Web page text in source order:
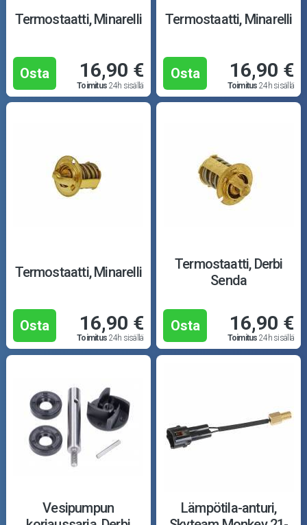
Termostaatti, Minarelli
Osta 16,90 €
Toimitus 24h sisällä
Termostaatti, Minarelli
Osta 16,90 €
Toimitus 24h sisällä
Termostaatti, Minarelli
Osta 16,90 €
Toimitus 24h sisällä
Termostaatti, Derbi
Senda
Osta 16,90 €
Toimitus 24h sisällä
Vesipumpun
Lämpötila-anturi,